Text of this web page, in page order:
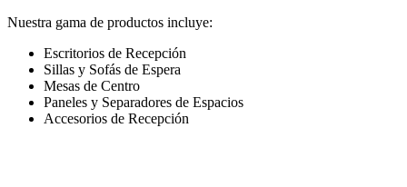
Nuestra gama de productos incluye:
Escritorios de Recepción
Sillas y Sofás de Espera
Mesas de Centro
Paneles y Separadores de Espacios
Accesorios de Recepción